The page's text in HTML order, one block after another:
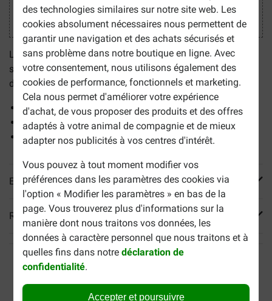
des technologies similaires sur notre site web. Les
cookies absolument nécessaires nous permettent de
garantir une navigation et des achats sécurisés et
sans problème dans notre boutique en ligne. Avec
votre consentement, nous utilisons également des
cookies de performance, fonctionnels et marketing.
Cela nous permet d'améliorer votre expérience
d'achat, de vous proposer des produits et des offres
adaptés à votre animal de compagnie et de mieux
adapter nos publicités à vos centres d'intérêt.
Vous pouvez à tout moment modifier vos
préférences dans les paramètres des cookies via
l'option « Modifier les paramètres » en bas de la
page. Vous trouverez plus d'informations sur la
manière dont nous traitons vos données, les
données à caractère personnel que nous traitons et à
quelles fins dans notredéclaration de
confidentialité.
Accepter et poursuivre
LesTablettes Puur Kidney pour chien et chataident à
soutenir la fonction rénale. Elles sont fabriquées à partir
d'ingrédients entièrement naturels.
Bon pour la fonction rénale.
Ingrédients naturels.
Pour les chiens et les chats.
En savoir plus
Reviews